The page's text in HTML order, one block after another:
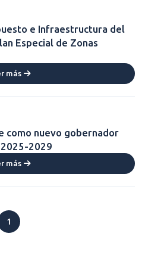
e Infraestructura del
Especial de Zonas
más
como nuevo gobernador
2029
más
1